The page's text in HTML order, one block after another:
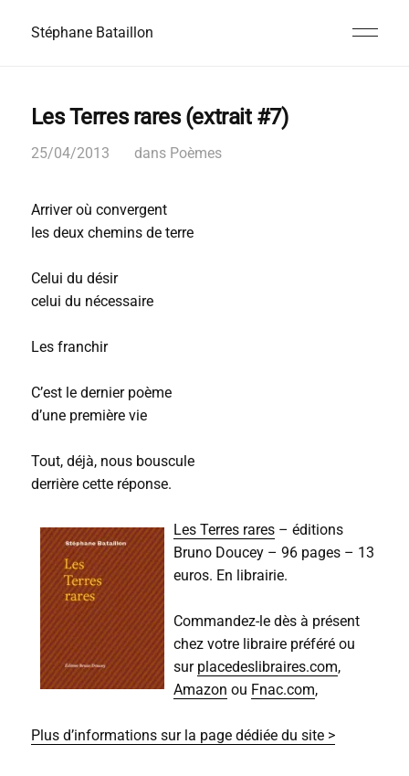
Stéphane Bataillon
Les Terres rares (extrait #7)
25/04/2013 dans Poèmes
Arriver où convergent
les deux chemins de terre
Celui du désir
celui du nécessaire
Les franchir
C’est le dernier poème
d’une première vie
Tout, déjà, nous bouscule
derrière cette réponse.
Les Terres rares– éditions
Bruno Doucey – 96 pages – 13
euros. En librairie.
Commandez-le dès à présent
chez votre libraire préféré ou
sur placedeslibraires.com,
Amazon ou Fnac.com,
Plus d’informations sur la page dédiée du site >